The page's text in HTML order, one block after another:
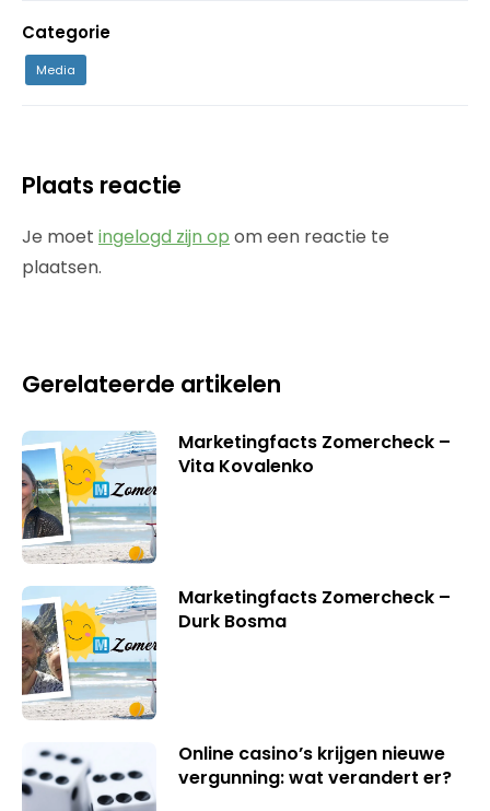
Categorie
Media
Plaats reactie
Je moet ingelogd zijn op om een reactie te
plaatsen.
Gerelateerde artikelen
Marketingfacts Zomercheck –
Vita Kovalenko
Marketingfacts Zomercheck –
Durk Bosma
Online casino’s krijgen nieuwe
vergunning: wat verandert er?